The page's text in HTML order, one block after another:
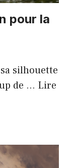
pour la
silhouette
de … Lire